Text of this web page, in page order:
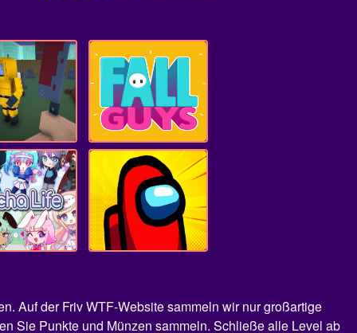
Auf der Friv WTF-Website sammeln wir nur großartige
Sie Punkte und Münzen sammeln. Schließe alle Level ab